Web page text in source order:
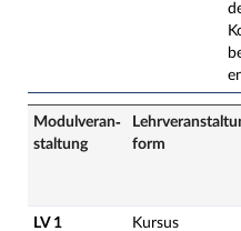
Modulveran­
staltung
form
LV 1 Kursus